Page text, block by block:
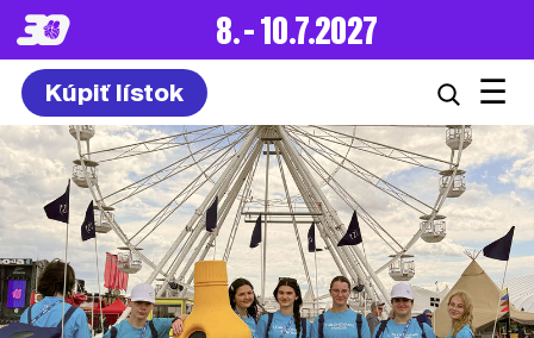
8. – 10.7.2027
Kúpiť lístok ☰